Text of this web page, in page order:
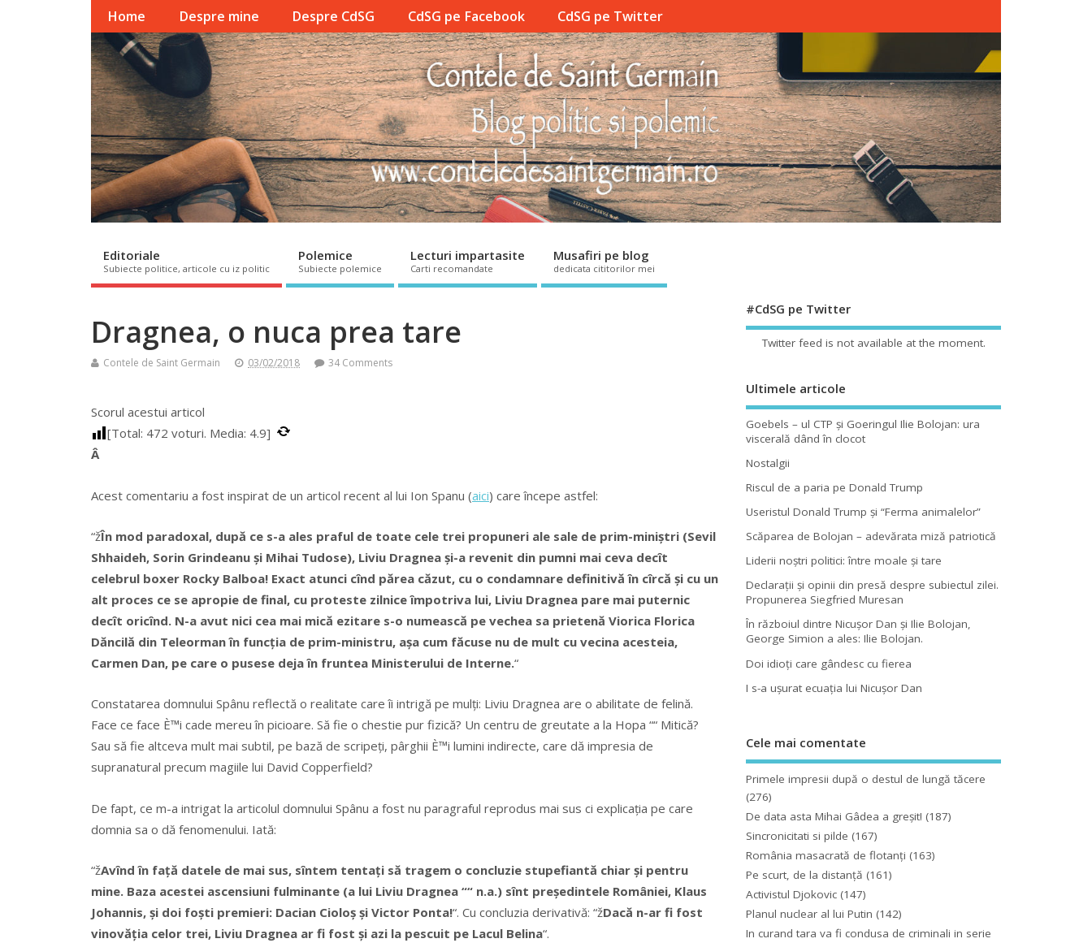
Home Despre mine Despre CdSG CdSG pe Facebook CdSG pe Twitter
Editoriale
Subiecte politice, articole cu iz politic
Polemice
Subiecte polemice
Lecturi impartasite
Carti recomandate
Musafiri pe blog
dedicata cititorilor mei
Dragnea, o nuca prea tare
Contele de Saint Germain 03/02/2018 34 Comments
Scorul acestui articol
[Total: 472 voturi. Media: 4.9]
Â
Acest comentariu a fost inspirat de un articol recent al lui Ion Spanu (aici) care începe astfel:
“žÎn mod paradoxal, după ce s-a ales praful de toate cele trei propuneri ale sale de prim-miniștri (Sevil
Shhaideh, Sorin Grindeanu și Mihai Tudose), Liviu Dragnea și-a revenit din pumni mai ceva decît
celebrul boxer Rocky Balboa! Exact atunci cînd părea căzut, cu o condamnare definitivă în cîrcă și cu un
alt proces ce se apropie de final, cu proteste zilnice împotriva lui, Liviu Dragnea pare mai puternic
decît oricînd. N-a avut nici cea mai mică ezitare s-o numească pe vechea sa prietenă Viorica Florica
Dăncilă din Teleorman în funcția de prim-ministru, așa cum făcuse nu de mult cu vecina acesteia,
Carmen Dan, pe care o pusese deja în fruntea Ministerului de Interne.“
Constatarea domnului Spânu reflectă o realitate care îi intrigă pe mulți: Liviu Dragnea are o abilitate de felină.
Face ce face È™i cade mereu în picioare. Să fie o chestie pur fizică? Un centru de greutate a la Hopa ““ Mitică?
Sau să fie altceva mult mai subtil, pe bază de scripeți, pârghii È™i lumini indirecte, care dă impresia de
supranatural precum magiile lui David Copperfield?
De fapt, ce m-a intrigat la articolul domnului Spânu a fost nu paragraful reprodus mai sus ci explicația pe care
domnia sa o dă fenomenului. Iată:
“žAvînd în față datele de mai sus, sîntem tentați să tragem o concluzie stupefiantă chiar și pentru
mine. Baza acestei ascensiuni fulminante (a lui Liviu Dragnea ““ n.a.) sînt președintele României, Klaus
Johannis, și doi foști premieri: Dacian Cioloș și Victor Ponta!“. Cu concluzia derivativă: “žDacă n-ar fi fost
vinovăția celor trei, Liviu Dragnea ar fi fost și azi la pescuit pe Lacul Belina“.
#CdSG pe Twitter
Twitter feed is not available at the moment.
Ultimele articole
Goebels – ul CTP şi Goeringul Ilie Bolojan: ura
viscerală dând în clocot
Nostalgii
Riscul de a paria pe Donald Trump
Useristul Donald Trump şi “Ferma animalelor”
Scăparea de Bolojan – adevărata miză patriotică
Liderii noştri politici: între moale şi tare
Declaraţii şi opinii din presă despre subiectul zilei.
Propunerea Siegfried Muresan
În războiul dintre Nicuşor Dan şi Ilie Bolojan,
George Simion a ales: Ilie Bolojan.
Doi idioţi care gândesc cu fierea
I s-a uşurat ecuaţia lui Nicuşor Dan
Cele mai comentate
Primele impresii după o destul de lungă tăcere
(276)
De data asta Mihai Gâdea a greşit! (187)
Sincronicitati si pilde (167)
România masacrată de flotanţi (163)
Pe scurt, de la distanță (161)
Activistul Djokovic (147)
Planul nuclear al lui Putin (142)
In curand tara va fi condusa de criminali in serie